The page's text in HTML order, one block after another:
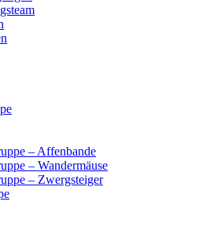
– Affenbande
– Wandermäuse
– Zwergsteiger